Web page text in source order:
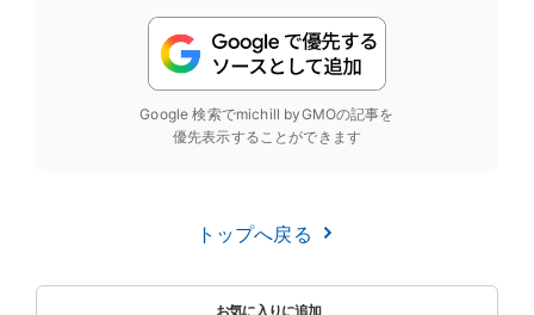
Google 検索でmichill byGMOの記事を
優先表示することができます
トップへ戻る